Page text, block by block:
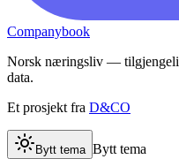
Companybook
Norsk næringsliv —
data.
Et prosjekt fra D&CO
Bytt tema Bytt tema